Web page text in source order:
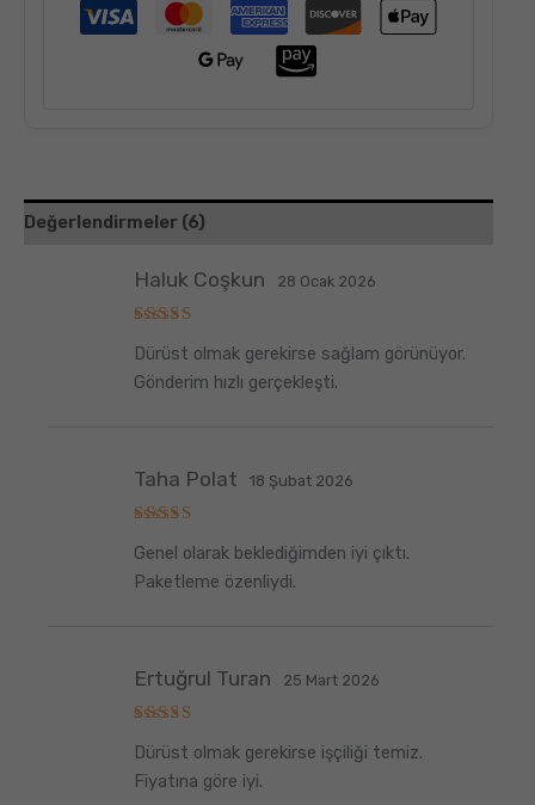
Değerlendirmeler (6)
üzerinden
5 oy aldı
Haluk Coşkun 28 Ocak 2026
Dürüst olmak gerekirse sağlam görünüyor.
Gönderim hızlı gerçekleşti.
üzerinden
5 oy aldı
Taha Polat 18 Şubat 2026
Genel olarak beklediğimden iyi çıktı.
Paketleme özenliydi.
üzerinden
5oy aldı
Ertuğrul Turan 25 Mart 2026
Dürüst olmak gerekirse işçiliği temiz.
Fiyatına göre iyi.